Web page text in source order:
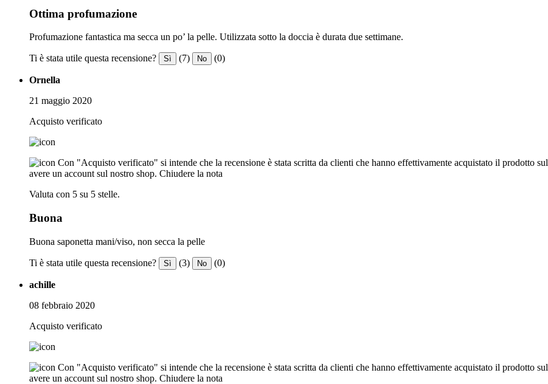
Ottima profumazione
Profumazione fantastica ma secca un po’ la pelle. Utilizzata sotto la doccia è durata due settimane.
Ti è stata utile questa recensione? Sì (7) No (0)
Ornella
21 maggio 2020
Acquisto verificato
Con "Acquisto verificato" si intende che la recensione è stata scritta da clienti che hanno effettivamente acquistato il prodotto
avere un account sul nostro shop. Chiudere la nota
Valuta con 5 su 5 stelle.
Buona
Buona saponetta mani/viso, non secca la pelle
Ti è stata utile questa recensione? Sì (3) No (0)
achille
08 febbraio 2020
Acquisto verificato
Con "Acquisto verificato" si intende che la recensione è stata scritta da clienti che hanno effettivamente acquistato il prodotto
avere un account sul nostro shop. Chiudere la nota